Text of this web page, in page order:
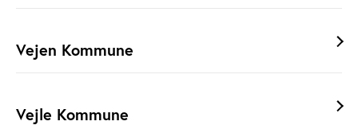
Vejen Kommune
Vejle Kommune